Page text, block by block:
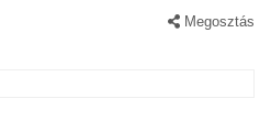
Megosztás